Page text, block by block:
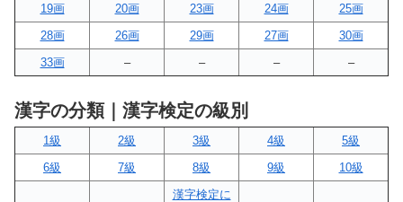
19画
20画 23画 24画
25画
28画
26画 29画 27画
30画
33画
– – – –
漢字の分類｜漢字検定の級別
1級 2級 3級 4級
5級
6級
7級 8級 9級 10級
漢字検定に